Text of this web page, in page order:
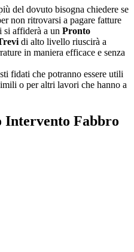
del dovuto bisogna chiedere se
non ritrovarsi a pagare fatture
si affiderà a un Pronto
di alto livello riuscirà a
in maniera efficace e senza
fidati che potranno essere utili
o per altri lavori che hanno a
Intervento Fabbro